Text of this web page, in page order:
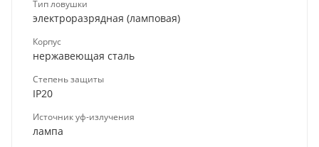
Тип ловушки
электроразрядная (ламповая)
Корпус
нержавеющая сталь
Степень защиты
IP20
Источник уф-излучения
лампа